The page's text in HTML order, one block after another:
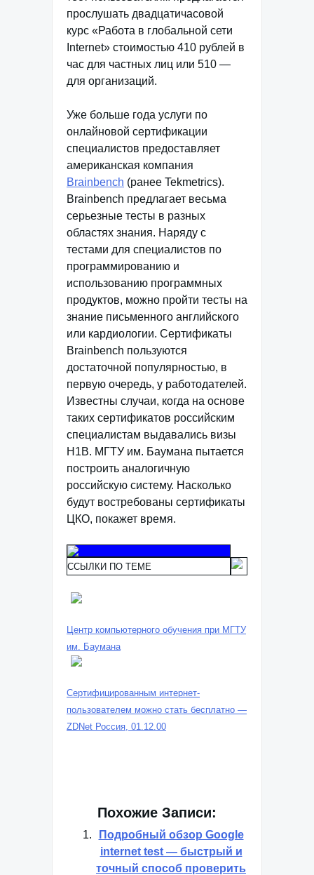
прослушать двадцатичасовой
курс «Работа в глобальной сети
Internet» стоимостью 410 рублей в
час для частных лиц или 510 —
для организаций.
Уже больше года услуги по
онлайновой сертификации
специалистов предоставляет
американская компания
Brainbench (ранее Tekmetrics).
Brainbench предлагает весьма
серьезные тесты в разных
областях знания. Наряду с
тестами для специалистов по
программированию и
использованию программных
продуктов, можно пройти тесты на
знание письменного английского
или кардиологии. Сертификаты
Brainbench пользуются
достаточной популярностью, в
первую очередь, у работодателей.
Известны случаи, когда на основе
таких сертификатов российским
специалистам выдавались визы
H1B. МГТУ им. Баумана пытается
построить аналогичную
российскую систему. Насколько
будут востребованы сертификаты
ЦКО, покажет время.
ССЫЛКИ ПО ТЕМЕ
Центр компьютерного обучения при МГТУ
им. Баумана
Сертифицированным интернет-
пользователем можно стать бесплатно —
ZDNet Россия, 01.12.00
Похожие Записи:
Подробный обзор Google
internet test — быстрый и
точный способ проверить